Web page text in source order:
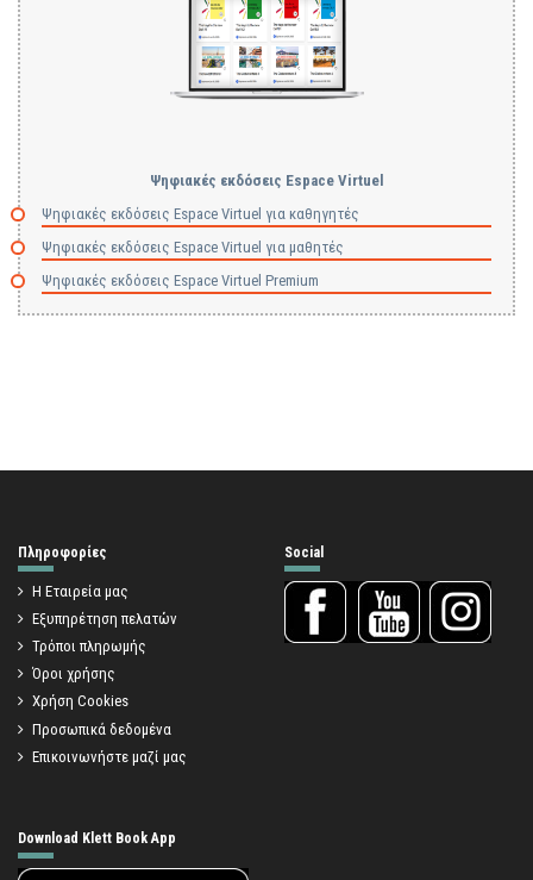
Ψηφιακές εκδόσεις Espace Virtuel
Ψηφιακές εκδόσεις Espace Virtuel για καθηγητές
Ψηφιακές εκδόσεις Espace Virtuel για μαθητές
Ψηφιακές εκδόσεις Espace Virtuel Premium
Πληροφορίες
Η Εταιρεία μας
Εξυπηρέτηση πελατών
Τρόποι πληρωμής
Όροι χρήσης
Χρήση Cookies
Προσωπικά δεδομένα
Επικοινωνήστε μαζί μας
Social
Download Klett Book App